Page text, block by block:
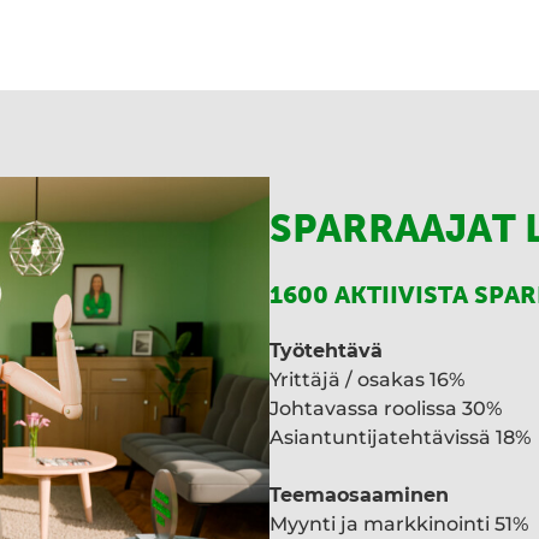
SPARRAAJAT
1600 AKTIIVISTA
Työtehtävä
Yrittäjä / osakas 16%
Johtavassa roolissa 30%
Asiantuntijatehtävissä 18%
Teemaosaaminen
Myynti ja markkinointi 51%